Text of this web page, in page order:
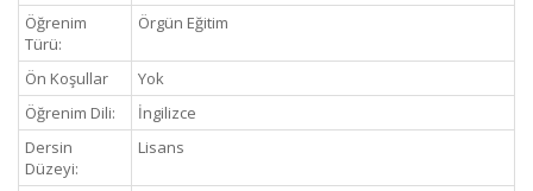
Öğrenim
Türü:
Örgün Eğitim
Ön Koşullar
Yok
Öğrenim Dili:
İngilizce
Dersin
Düzeyi:
Lisans